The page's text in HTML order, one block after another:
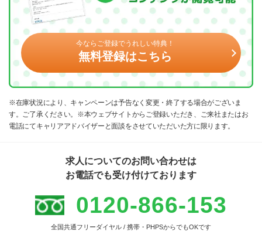
今ならご登録でうれしい特典！
無料登録はこちら
※在庫状況により、キャンペーンは予告なく変更・終了する場合がございま
す。ご了承ください。※本ウェブサイトからご登録いただき、ご来社またはお
電話にてキャリアアドバイザーと面談をさせていただいた方に限ります。
求人についてのお問い合わせは
お電話でも受け付けております
0120-866-153
全国共通フリーダイヤル / 携帯・PHPSからでもOKです